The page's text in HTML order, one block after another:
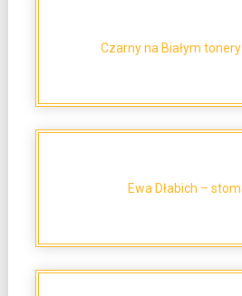
Czarny na Białym
Ewa Dłabich –